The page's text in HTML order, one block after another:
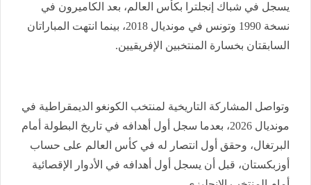
يسجل في شباك إنجلترا بكأس العالم، بعد الكاميرون في
نسخة 1990 وتونس في مونديال 2018، بينما انتهت المباراتان
السابقتان بخسارة المنتخبين الإفريقيين.
وتواصل المشاركة التاريخية لمنتخب الكونغو الديمقراطية في
مونديال 2026، بعدما سجل أول أهدافه في تاريخ البطولة أمام
البرتغال، وحقق أول انتصار له في كأس العالم على حساب
أوزبكستان، قبل أن يسجل أول أهدافه في الأدوار الإقصائية